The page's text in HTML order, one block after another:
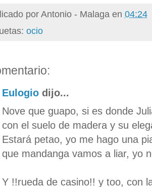
porAntonio - Malaga en 04:24
ocio
Eulogio dijo...
Nove que guapo, si es donde
con el suelo de madera y su
Estará petao, yo me hago una
que mandanga vamos a liar, yo
Y !!rueda de casino!! y too, con